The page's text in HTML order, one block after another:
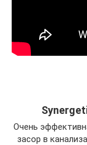
Очень
засор в